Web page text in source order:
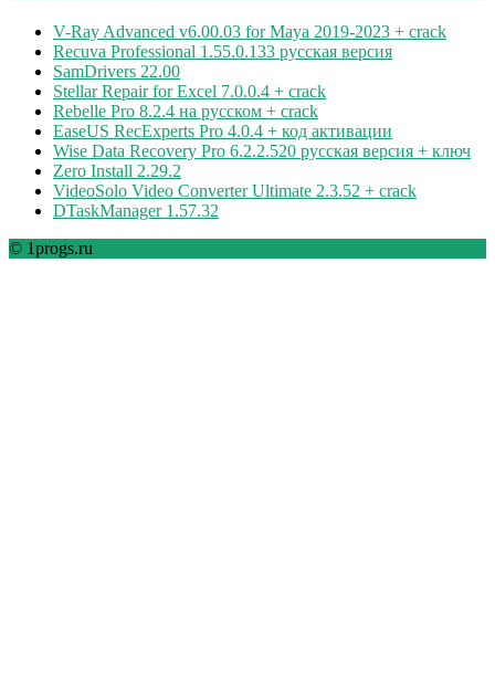
V-Ray Advanced v6.00.03 for Maya 2019-2023 + crack
Recuva Professional 1.55.0.133 русская версия
SamDrivers 22.00
Stellar Repair for Excel 7.0.0.4 + crack
Rebelle Pro 8.2.4 на русском + crack
EaseUS RecExperts Pro 4.0.4 + код активации
Wise Data Recovery Pro 6.2.2.520 русская версия + ключ
Zero Install 2.29.2
VideoSolo Video Converter Ultimate 2.3.52 + crack
DTaskManager 1.57.32
© 1progs.ru